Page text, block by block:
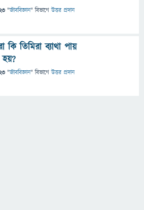
"জীববিজ্ঞান" বিভাগে উত্তর প্রদান
কি তিমিরা ব্যাথা পায়
হয়?
"জীববিজ্ঞান" বিভাগে উত্তর প্রদান